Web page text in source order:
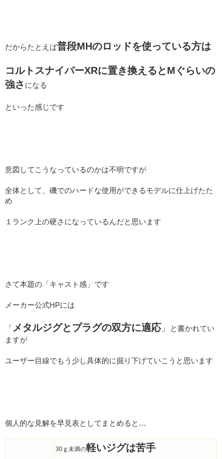
だからたとえば普段MHのロッドを使っている方は
コルトスナイパーXRに置き換えるとMぐらいの
強さ になる
といった感じです
意図してこうなっているのかは不明ですが
全体として、磯でのハードな使用ができるモデルに仕上げたた
め
１ランク上の硬さになっているんだと思います
さて本題の「キャスト感」です
メーカー公式HPには
「 メタルジグとプラグの双方に適応」
と書かれてい
ますが
ユーザー目線でもう少し具体的に掘り下げていこうと思います
個人的な見解を早見表としてまとめると…
30ｇ未満の軽いジグは苦手